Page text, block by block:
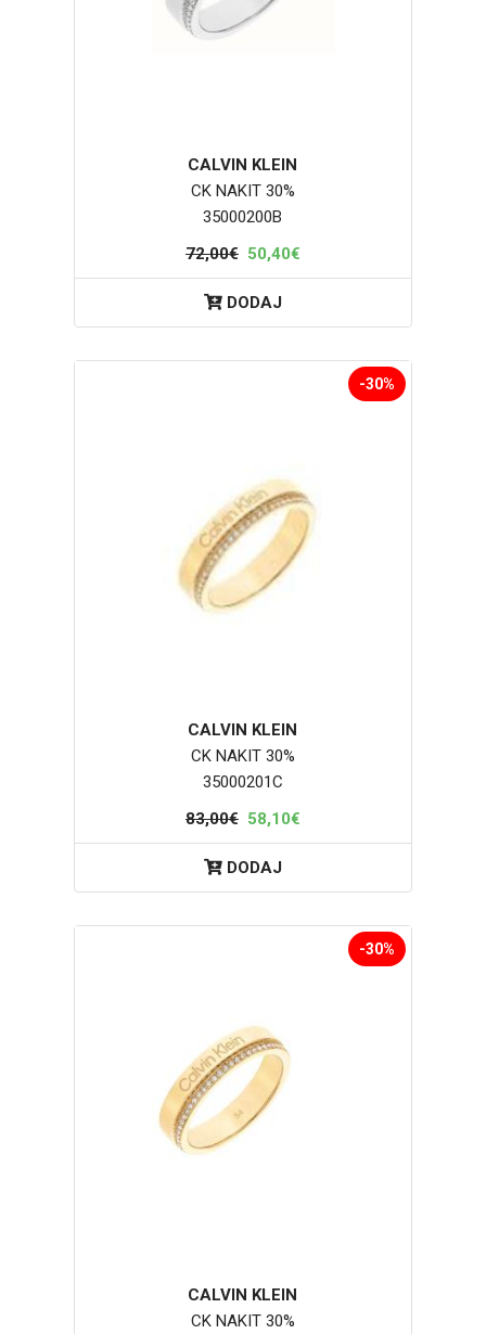
CALVIN KLEIN
CK NAKIT 30%
35000200B
72,00€ 50,40€
DODAJ
-30%
CALVIN KLEIN
CK NAKIT 30%
35000201C
83,00€ 58,10€
DODAJ
-30%
CALVIN KLEIN
CK NAKIT 30%